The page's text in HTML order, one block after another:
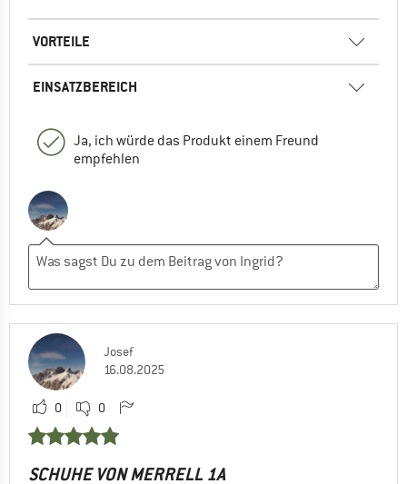
VORTEILE
EINSATZBEREICH
Ja, ich würde das Produkt einem Freund
empfehlen
Josef
16.08.2025
0 0
SCHUHE VON MERRELL 1A